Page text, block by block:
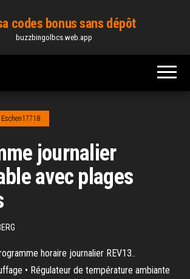
codes bonus sans dépôt
buzzbingolbcs.web.app
Eschen17718
journalier
avec plages
horaire journalier REV13..
• Régulateur de température ambiante